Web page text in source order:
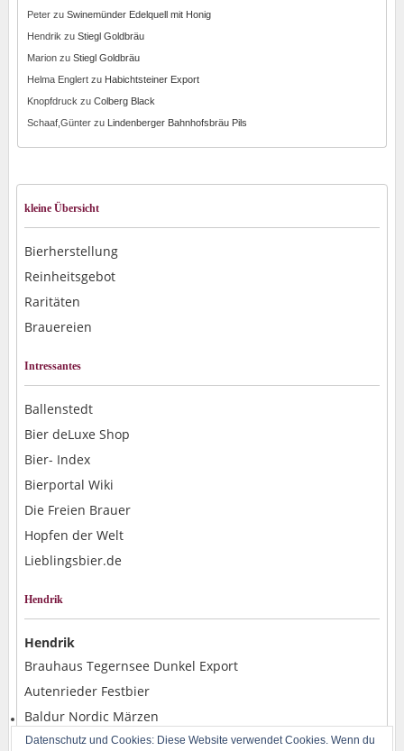
Peterzu Swinemünder Edelquell mit Honig
Hendrik zu Stiegl Goldbräu
Marionzu Stiegl Goldbräu
Helma Englertzu Habichtsteiner Export
Knopfdruck zu Colberg Black
Schaaf,Günterzu Lindenberger Bahnhofsbräu Pils
kleine Übersicht
Bierherstellung
Reinheitsgebot
Raritäten
Brauereien
Intressantes
Ballenstedt
Bier deLuxe Shop
Bier- Index
Bierportal Wiki
Die Freien Brauer
Hopfen der Welt
Lieblingsbier.de
Hendrik
Hendrik
Brauhaus Tegernsee Dunkel Export
Autenrieder Festbier
Baldur Nordic Märzen
Alpirsbacher Weizen Hefe Dunkel
Datenschutz und Cookies: Diese Website verwendet Cookies. Wenn du